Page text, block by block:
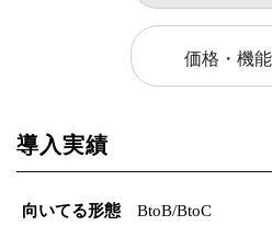
価格・機
導入実績
向いてる形態 BtoB/BtoC